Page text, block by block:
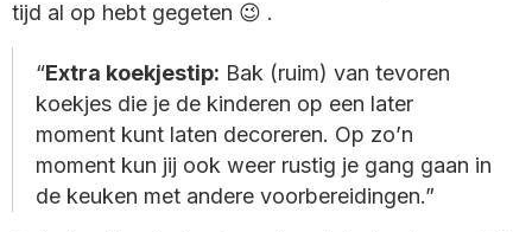
tijd al op hebt gegeten 😉 .
Extra koekjestip: Bak (ruim) van tevoren
koekjes die je de kinderen op een later
moment kunt laten decoreren. Op zo’n
moment kun jij ook weer rustig je gang gaan in
de keuken met andere voorbereidingen.